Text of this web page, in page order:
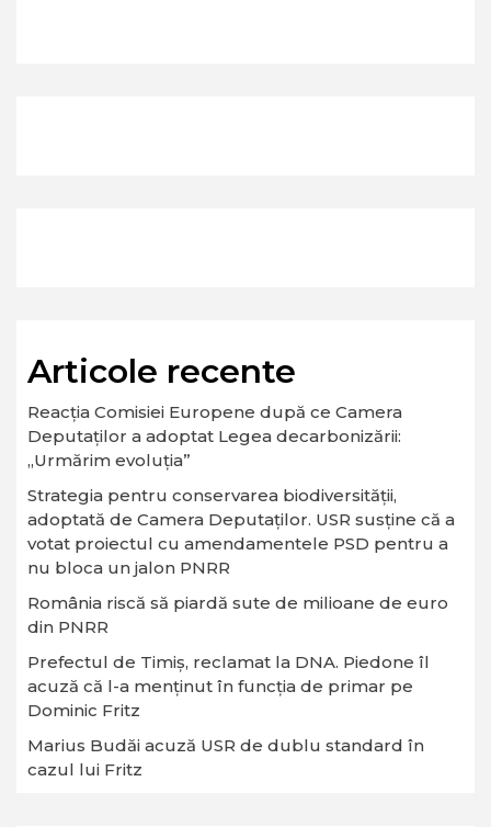
Articole recente
Reacția Comisiei Europene după ce Camera
Deputaților a adoptat Legea decarbonizării:
„Urmărim evoluția”
Strategia pentru conservarea biodiversităţii,
adoptată de Camera Deputaţilor. USR susține că a
votat proiectul cu amendamentele PSD pentru a
nu bloca un jalon PNRR
România riscă să piardă sute de milioane de euro
din PNRR
Prefectul de Timiș, reclamat la DNA. Piedone îl
acuză că l-a menținut în funcția de primar pe
Dominic Fritz
Marius Budăi acuză USR de dublu standard în
cazul lui Fritz